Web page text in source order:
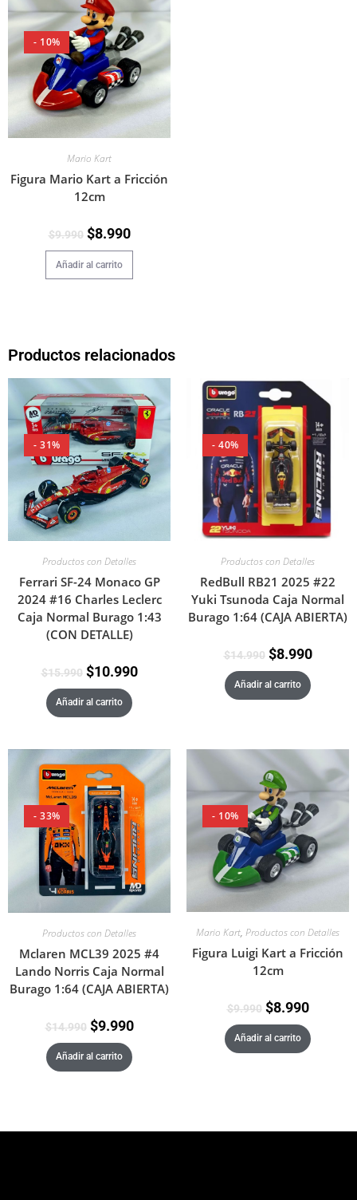
- 10%
Mario Kart
Figura Mario Kart a Fricción
12cm
$9.990 $8.990
Añadir al carrito
Productos relacionados
- 31%
Productos con Detalles
Ferrari SF-24 Monaco GP
2024 #16 Charles Leclerc
Caja Normal Burago 1:43
(CON DETALLE)
$15.990 $10.990
Añadir al carrito
- 40%
Productos con Detalles
RedBull RB21 2025 #22
Yuki Tsunoda Caja Normal
Burago 1:64 (CAJA ABIERTA)
$14.990 $8.990
Añadir al carrito
- 33%
Productos con Detalles
Mclaren MCL39 2025 #4
Lando Norris Caja Normal
Burago 1:64 (CAJA ABIERTA)
$14.990 $9.990
Añadir al carrito
- 10%
Mario Kart, Productos con Detalles
Figura Luigi Kart a Fricción
12cm
$9.990 $8.990
Añadir al carrito